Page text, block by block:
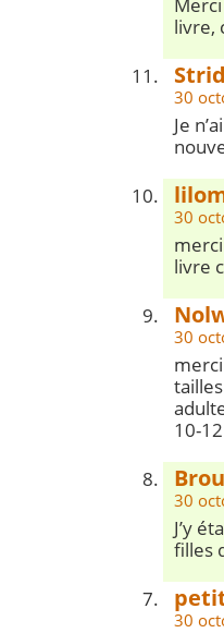
livre,
30
Je
30
livre
30
10-
30
J’y
filles
30